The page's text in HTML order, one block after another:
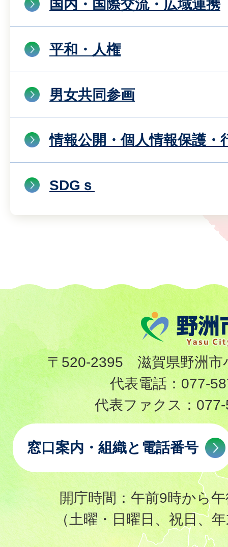
国内・国際交流・広域連携
平和・人権
男女共同参画
情報公開・個人情報保護・
SDGｓ
〒520-2395 滋賀県野洲市
代表電話： 077-
代表ファクス：
窓口案内・組織と電話番号
開庁時間：午前9時から
（土曜・日曜日、祝日、